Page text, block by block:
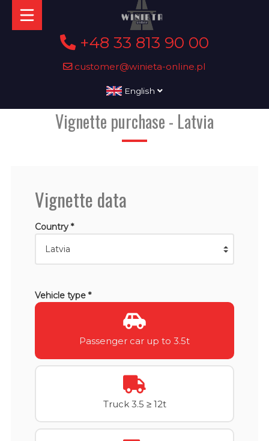
+48 33 813 90 00
customer@winieta-online.pl
English
Vignette purchase - Latvia
Vignette data
Country *
Vehicle type *
Passenger car up to 3.5t
Truck 3.5 ≥ 12t